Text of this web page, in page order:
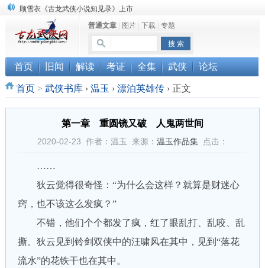
顾雪衣《古龙武侠小说知见录》上市
“武侠书库”查缺补漏活动圆满结束
《古龙小说原貌探究》修订版已上市
普通文章| 图片| 下载| 专题
首页 旧闻 解读 考证 全集 武侠 论坛
首页> 武侠书库 › 温玉 › 漂泊英雄传 ›正文
第一章 重圆镜又破 人鬼两世间
2020-02-23 作者：温玉 来源： 温玉作品集点击：
……
狄云觉得很奇怪：“为什么会这样？就算是财迷心
窍，也不该这么发疯？”
不错，他们个个都发了疯，红了眼乱打、乱咬、乱
撕。狄云见到铃剑双侠中的汪啸风在其中，见到“落花
流水”的花铁干也在其中。